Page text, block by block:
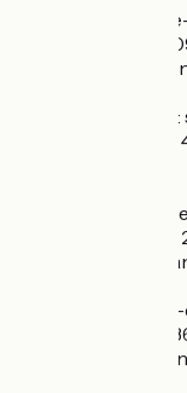
17670 La
Tél. : 05 46 29 06
la-
17590 Ars-en-Ré
Tél./Fax : 05 46 29
17590 Saint-
Tél./Fax : 05 46 29
st-
17880 Les
Tél. : 05 46 29 08
les-